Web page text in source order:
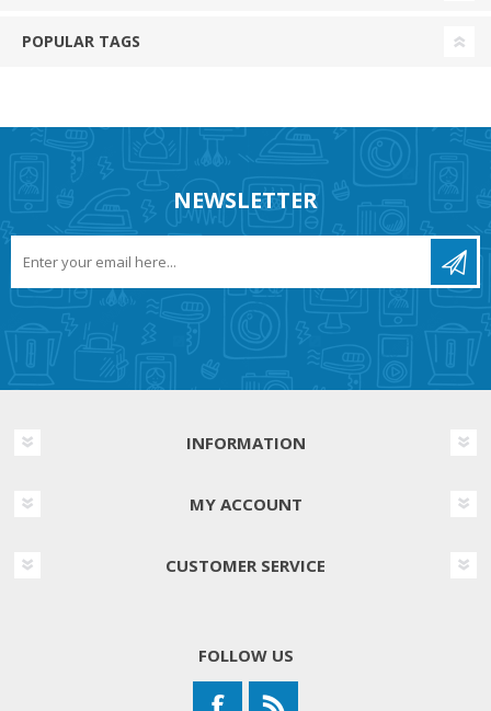
POPULAR TAGS
NEWSLETTER
INFORMATION
MY ACCOUNT
CUSTOMER SERVICE
FOLLOW US